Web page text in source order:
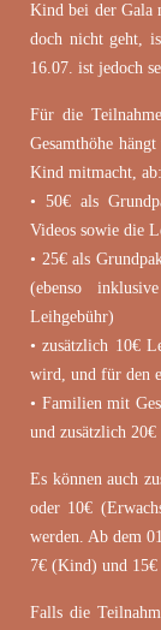
Kind bei der Gala
doch nicht geht,
16.07. ist jedoch
Für die
Gesamthöhe
Kind mitmacht, ab:
• 50€ als
Videos sowie die
• 25€ als
(ebenso
Leihgebühr)
• zusätzlich 10€
wird, und für den
• Familien mit
und zusätzlich
Es können auch
oder 10€
werden. Ab dem
7€ (Kind) und
Falls die